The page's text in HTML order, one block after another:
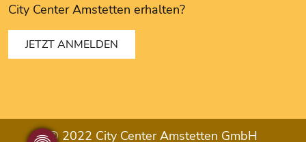
City Center Amstetten erhalten?
JETZT ANMELDEN
© 2022 City Center Amstetten GmbH